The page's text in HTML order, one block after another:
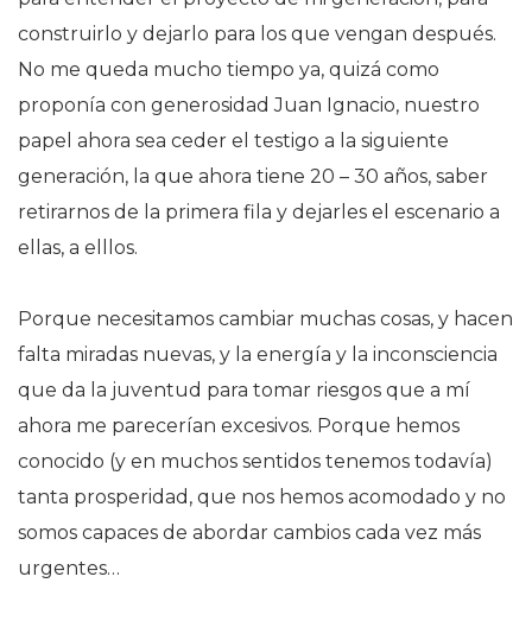
construirlo y dejarlo para los que vengan después.
No me queda mucho tiempo ya, quizá como
proponía con generosidad Juan Ignacio, nuestro
papel ahora sea ceder el testigo a la siguiente
generación, la que ahora tiene 20 – 30 años, saber
retirarnos de la primera fila y dejarles el escenario a
ellas, a elllos.
Porque necesitamos cambiar muchas cosas, y hacen
falta miradas nuevas, y la energía y la inconsciencia
que da la juventud para tomar riesgos que a mí
ahora me parecerían excesivos. Porque hemos
conocido (y en muchos sentidos tenemos todavía)
tanta prosperidad, que nos hemos acomodado y no
somos capaces de abordar cambios cada vez más
urgentes…